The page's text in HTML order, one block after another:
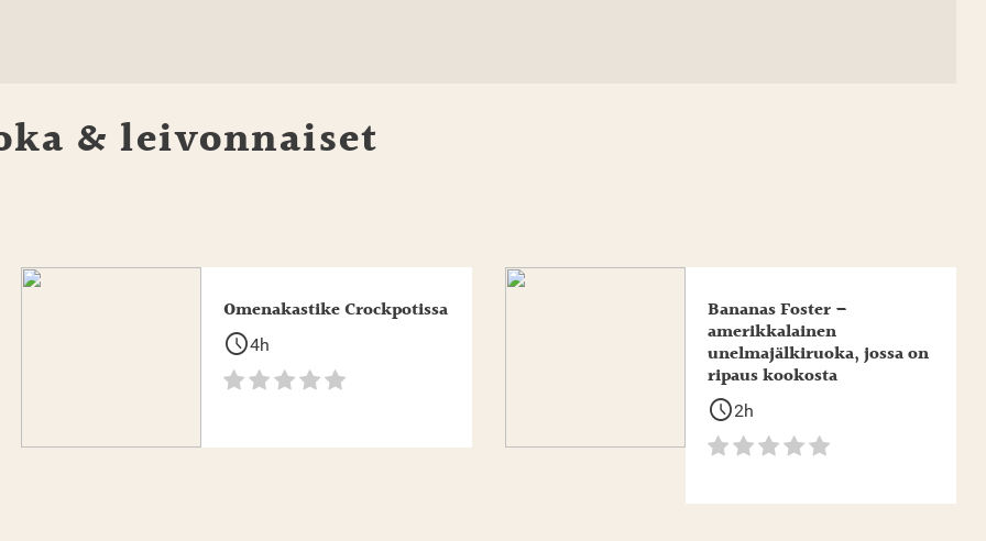
& leivonnaiset
Omenakastike Crockpotissa
schedule4h
Bananas Foster –
amerikkalainen
unelmajälkiruoka, jossa on
ripaus kookosta
schedule2h